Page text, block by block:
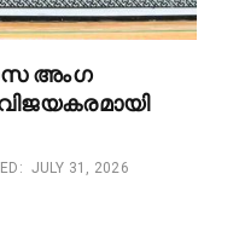
അംഗ
JULY 31, 2026